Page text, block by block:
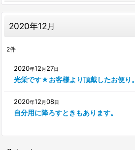
2020年12月
2件
2020年12 月 27日
光栄です★お客様より頂戴したお便り。
2020年12 月08日
自分用に降ろすときもあります。